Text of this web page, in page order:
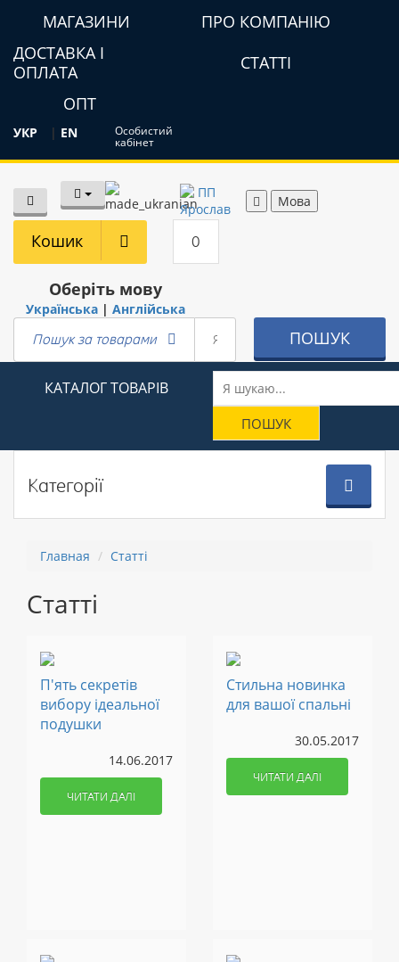
МАГАЗИНИ
ПРО КОМПАНІЮ
ДОСТАВКА І
ОПЛАТА
СТАТТІ
ОПТ
УКР | EN Особистий
кабінет
Мова
Пошук за товарами ПОШУК
Кошик 0
Оберіть мову
Українська| Англійська
КАТАЛОГ ТОВАРІВ
Категорії
Главная Статті
Статті
П'ять секретів
вибору ідеальної
подушки
14.06.2017
ЧИТАТИ ДАЛІ
Стильна новинка
для вашої спальні
30.05.2017
ЧИТАТИ ДАЛІ